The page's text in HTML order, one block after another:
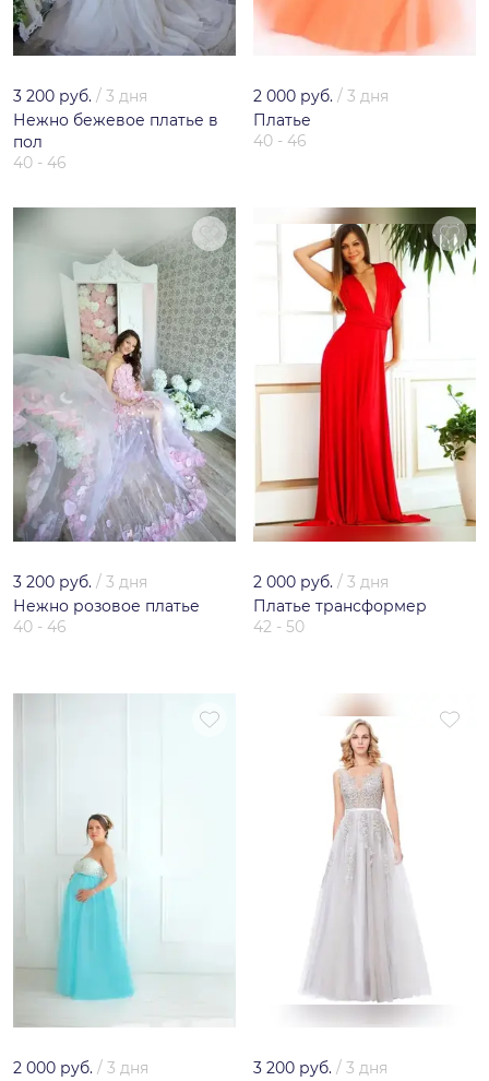
3 200 руб. / 3 дня
Нежно бежевое платье в
пол
40 - 46
2 000 руб. / 3 дня
Платье
40 - 46
3 200 руб. / 3 дня
Нежно розовое платье
40 - 46
2 000 руб. / 3 дня
Платье трансформер
42 - 50
2 000 руб. / 3 дня
3 200 руб. / 3 дня